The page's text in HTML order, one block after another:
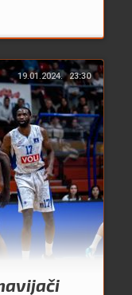
19.01.2024. 23:30